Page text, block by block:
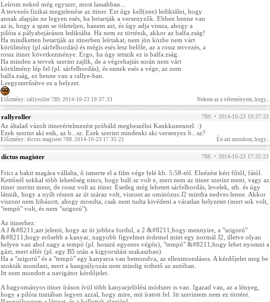
Leírom neked még egyszer, most lassabban...
A tervezés fizikai megjelenése az itiner. Ezt úgy kell(ene) lediktálni, hogy
annak alapján ne legyen esés, ha betartják a versenyzők. Ebben benne van
az is, hogy a span se ötleteljen, hanem azt, és úgy adja vissza, ahogy a
pilóta a pályabejáráson lediktálta. Ha nem ez történik, akkor az balfa.zság!
Ha mindketten betartják az itinerben leírtakat, nem jön közbe nem várt
körülmény (pl.sárfelhordás) és mégis esés lesz belőle, az a rossz tervezés, a
rossz itiner következménye. Ergo, ha úgy tetszik ez is balfa.zság.
Ha minden a tervek szerint zajlik, de a végrehajtás során nem várt
körülmény lép fel (pl. sárfelhordás), és ennek esés a vége, az nem
balfa.zság, ez benne van a rallye-ban.
Leegyszerűsítve ez a helyzet.
Előzmény: rallyroller 789. 2014-10-23 19:37:33 Nekem az a véleményem, hogy...
rallyroller 789. • 2014-10-23 19:37:33
Az általad vázolt itinerértelmezést próbáld megbeszélni Kankkunennel. :)
Ezek szerint aki esik, az b...sz. Ezek szerint mindenki aki versenyez b...sz?
Előzmény: dictus magister 788. 2014-10-23 17:35:21 Én azt mondom, hogy...
dictus magister 788. • 2014-10-23 17:35:21
Frici a bakit magára vállalta, ő ismerte el a film vége felé kb. 5:58-tól. Elnézést kért fűtől, fától.
Kettőnél sokkal több lehetőség nincs, hogy balf.sz volt e, mert nem az itiner szerint ment, vagy az
itiner szerint ment, de rossz volt az itiner. Esetleg még lehetett sárfelhordás, levelek, stb. és úgy
látszik, hogy a nyílt részen az út száraz volt, viszont az ominózus J2 mintha nedves lenne. Akkor
viszont nem hibázott, ahogy mondta, csak nem tudta kivédeni a váratlan helyzetet (mert sok volt,
"tempó" volt, és nem "szigorú").
Az itinerhez:
A J &#8211;azt jelenti, hogy az út jobbra fordul, a 2 &#8211;hogy mennyire, a "szigorú"
&#8211;hogy erősebb a kanyar, nagyobb figyelmet érdemel mint egy normál J2, illetve olyan
helyen van ahol nagy a tempó (pl. hosszú egyenes végén), "tempó" &#8211;hogy lehet nyomni a
gázt, mert elfér (pl. egy B5 után a kigyorsítási szakaszban).
Ha a "szigorú" és a "tempó" egy kanyarra van bemondva, az ellentmondásos. A kérdőjelet meg be
szokták mondani, mert a hangsúlyozás nem mindig érthető az autóban.
Itt nem mondott a navigátor kérdőjelet.
A hagyományos itiner íráson ívül több kanyarjelölési módszer is van. Igazad van, az a lényeg,
hogy a pilóta tisztában legyen azzal, hogy mire, mit íratott fel. Itt szerintem nem ez történt.